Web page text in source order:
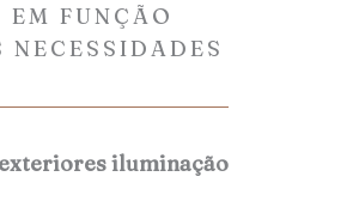
EM FUNÇÃO
NECESSIDADES
iluminação